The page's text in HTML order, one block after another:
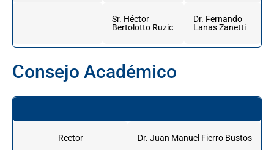
Sr. Héctor
Bertolotto Ruzic
Dr. Fernando
Lanas Zanetti
Consejo Académico
Rector Dr. Juan Manuel Fierro Bustos